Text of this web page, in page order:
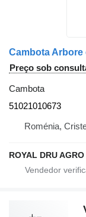
Preço sob
Cambota
51021010673
Roménia,
ROYAL DRU